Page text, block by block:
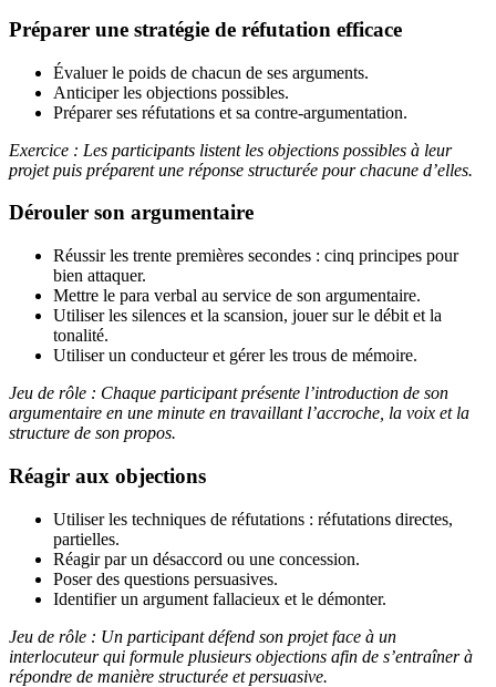
Préparer une stratégie de réfutation efficace
Évaluer le poids de chacun de ses arguments.
Anticiper les objections possibles.
Préparer ses réfutations et sa contre-argumentation.
Exercice : Les participants listent les objections possibles à leur
projet puis préparent une réponse structurée pour chacune d’elles.
Dérouler son argumentaire
Réussir les trente premières secondes : cinq principes pour
bien attaquer.
Mettre le para verbal au service de son argumentaire.
Utiliser les silences et la scansion, jouer sur le débit et la
tonalité.
Utiliser un conducteur et gérer les trous de mémoire.
Jeu de rôle : Chaque participant présente l’introduction de son
argumentaire en une minute en travaillant l’accroche, la voix et la
structure de son propos.
Réagir aux objections
Utiliser les techniques de réfutations : réfutations directes,
partielles.
Réagir par un désaccord ou une concession.
Poser des questions persuasives.
Identifier un argument fallacieux et le démonter.
Jeu de rôle : Un participant défend son projet face à un
interlocuteur qui formule plusieurs objections afin de s’entraîner à
répondre de manière structurée et persuasive.